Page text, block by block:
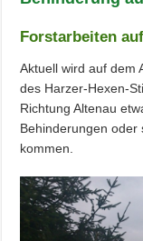
Forstarbeiten
Aktuell wird auf dem
des Harzer-Hexen-
Richtung Altenau
Behinderungen oder
kommen.